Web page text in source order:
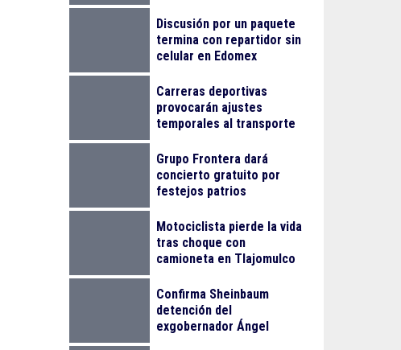
Discusión por un paquete
termina con repartidor sin
celular en Edomex
Carreras deportivas
provocarán ajustes
temporales al transporte
Grupo Frontera dará
concierto gratuito por
festejos patrios
Motociclista pierde la vida
tras choque con
camioneta en Tlajomulco
Confirma Sheinbaum
detención del
exgobernador Ángel